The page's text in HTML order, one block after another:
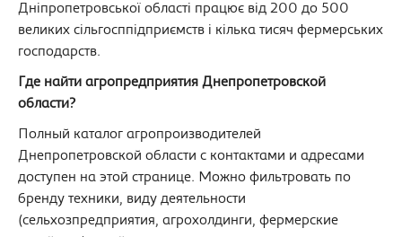
Дніпропетровської області працює від 200 до 500
великих сільгосппідприємств і кілька тисяч фермерських
господарств.
Где найти агропредприятия Днепропетровской
области?
Полный каталог агропроизводителей
Днепропетровской области с контактами и адресами
доступен на этой странице. Можно фильтровать по
бренду техники, виду деятельности
(сельхозпредприятия, агрохолдинги, фермерские